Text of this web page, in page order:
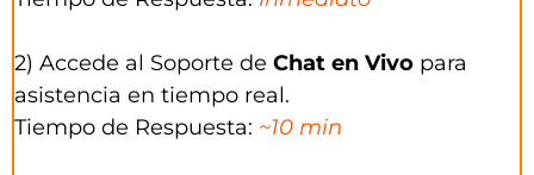
2) Accede al Soporte de Chat en Vivo para
asistencia en tiempo real.
Tiempo de Respuesta: ~10 min